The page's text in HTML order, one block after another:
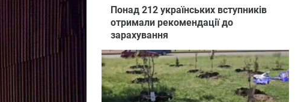
Понад 212 українських вступників
отримали рекомендації до
зарахування